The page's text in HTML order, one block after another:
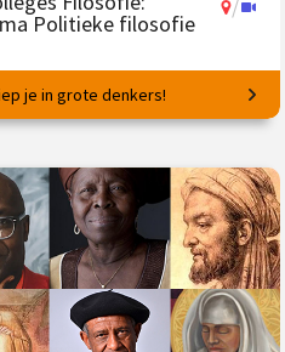
Politieke filosofie
/
voor succesvol samenleven.
vanaf 23 mrt.
Op locatie of online
je in grote denkers!